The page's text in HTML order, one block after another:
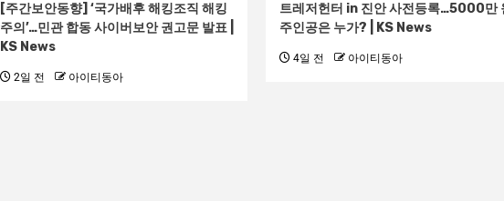
[주간보안동향] ‘국가배후 해킹조직 해킹
주의’…민관 합동 사이버보안 권고문 발표 |
KS News
2일 전 아이티동아
트레저헌터 in 진안 사전등록…5000만
주인공은 누가? | KS News
4일 전 아이티동아